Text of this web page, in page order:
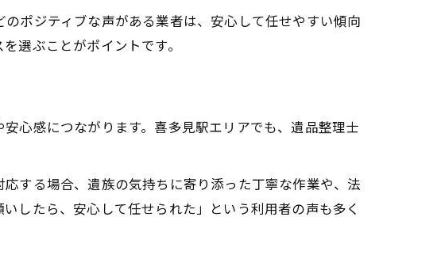
ポジティブな声がある業者は、安心して任せやすい傾向
選ぶことがポイントです。
心感につながります。喜多見駅エリアでも、遺品整理士
する場合、遺族の気持ちに寄り添った丁寧な作業や、法
したら、安心して任せられた」という利用者の声も多く